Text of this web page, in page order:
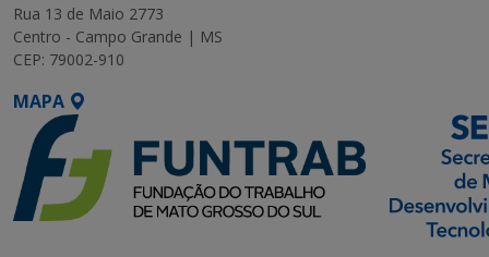
Rua 13 de Maio 2773
Centro - Campo Grande | MS
CEP: 79002-910
MAPA